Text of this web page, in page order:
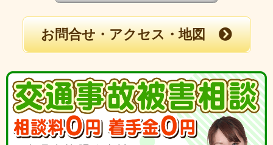
お問合せ・アクセス・地図